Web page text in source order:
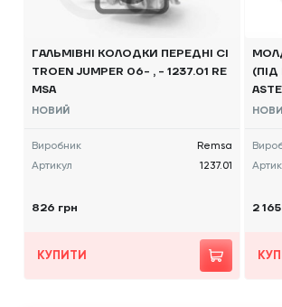
ГАЛЬМІВНІ КОЛОДКИ ПЕРЕДНІ CI
TROEN JUMPER 06- , - 1237.01 RE
MSA
НОВИЙ
Виробник
Remsa
Артикул
1237.01
826 грн
КУПИТИ
(ПІД
2